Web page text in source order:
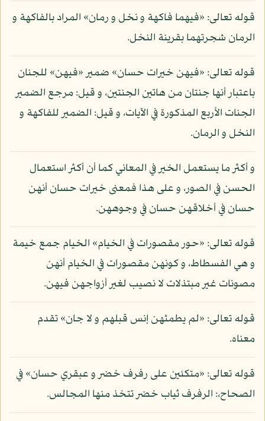
قوله تعالى: «فيهما فاكهة و نخل و رمان» المراد بالفاكهة و
الرمان شجرتهما بقرينة النخل.
قوله تعالى: «فيهن خيرات حسان» ضمير «فيهن» للجنان
باعتبار أنها جنتان من هاتين الجنتين، و قيل: مرجع الضمير
الجنات الأربع المذكورة في الآيات، و قيل: الضمير للفاكهة و
النخل و الرمان.
و أكثر ما يستعمل الخير في المعاني كما أن أكثر استعمال
الحسن في الصور، و على هذا فمعنى خيرات حسان أنهن
حسان في أخلاقهن حسان في وجوههن.
قوله تعالى: «حور مقصورات في الخيام» الخيام جمع خيمة
و هي الفسطاط، و كونهن مقصورات في الخيام أنهن
مصونات غير مبتذلات لا نصيب لغير أزواجهن فيهن.
قوله تعالى: «لم يطمثهن إنس قبلهم و لا جان» تقدم
معناه.
قوله تعالى: «متكئين على رفرف خضر و عبقري حسان» في
الصحاح،: الرفرف ثياب خضر تتخذ منها المجالس.